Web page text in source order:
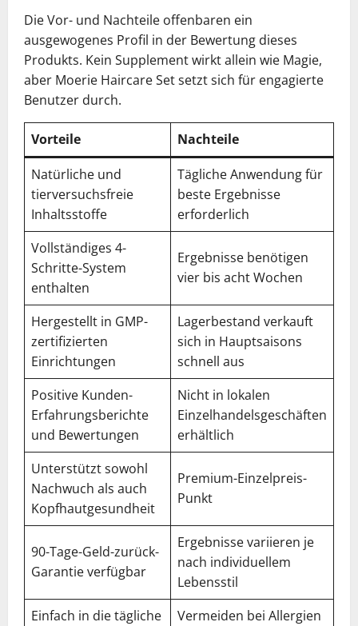
Die Vor- und Nachteile offenbaren ein
ausgewogenes Profil in der Bewertung dieses
Produkts. Kein Supplement wirkt allein wie Magie,
aber Moerie Haircare Set setzt sich für engagierte
Benutzer durch.
Vorteile
Nachteile
Natürliche und
tierversuchsfreie
Inhaltsstoffe
Tägliche Anwendung für
beste Ergebnisse
erforderlich
Vollständiges 4-
Schritte-System
enthalten
Ergebnisse benötigen
vier bis acht Wochen
Hergestellt in GMP-
zertifizierten
Einrichtungen
Lagerbestand verkauft
sich in Hauptsaisons
schnell aus
Positive Kunden-
Erfahrungsberichte
und Bewertungen
Nicht in lokalen
Einzelhandelsgeschäften
erhältlich
Unterstützt sowohl
Nachwuch als auch
Kopfhautgesundheit
Premium-Einzelpreis-
Punkt
90-Tage-Geld-zurück-
Garantie verfügbar
Ergebnisse variieren je
nach individuellem
Lebensstil
Einfach in die tägliche
Vermeiden bei Allergien